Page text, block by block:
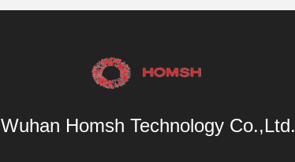
Wuhan Homsh Technology Co.,Ltd.